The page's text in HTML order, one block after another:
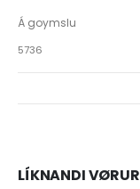
Á goymslu
5736
LÍKNANDI VØRUR